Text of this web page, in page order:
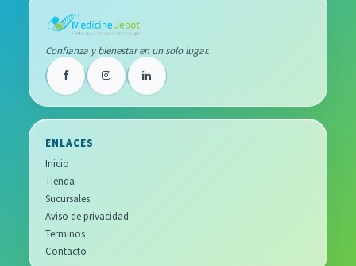
Confianza y bienestar en un solo lugar.
ENLACES
Inicio
Tienda
Sucursales
Aviso de privacidad
Terminos
Contacto